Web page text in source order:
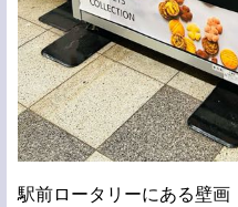
駅前ロータリーにある壁画